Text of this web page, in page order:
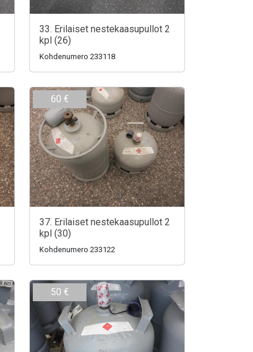
33. Erilaiset nestekaasupullot 2
kpl (26)
Kohdenumero 233118
60 €
37. Erilaiset nestekaasupullot 2
kpl (30)
Kohdenumero 233122
50 €